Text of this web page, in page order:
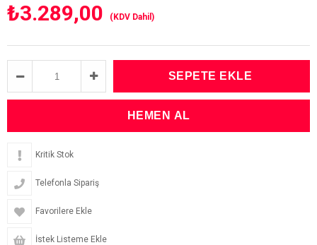
₺3.289,00 (KDV Dahil)
Kritik Stok
Telefonla Sipariş
Favorilere Ekle
İstek Listeme Ekle